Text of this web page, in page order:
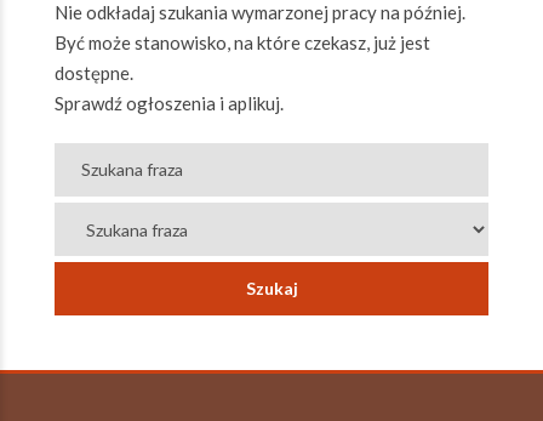
Nie odkładaj szukania wymarzonej pracy na później.
Być może stanowisko, na które czekasz, już jest
dostępne.
Sprawdź ogłoszenia i aplikuj.